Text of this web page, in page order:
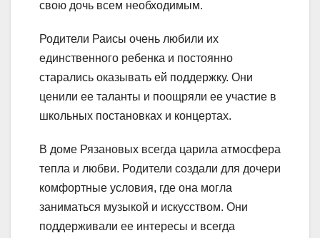
свою дочь всем необходимым.
Родители Раисы очень любили их
единственного ребенка и постоянно
старались оказывать ей поддержку. Они
ценили ее таланты и поощряли ее участие в
школьных постановках и концертах.
В доме Рязановых всегда царила атмосфера
тепла и любви. Родители создали для дочери
комфортные условия, где она могла
заниматься музыкой и искусством. Они
поддерживали ее интересы и всегда